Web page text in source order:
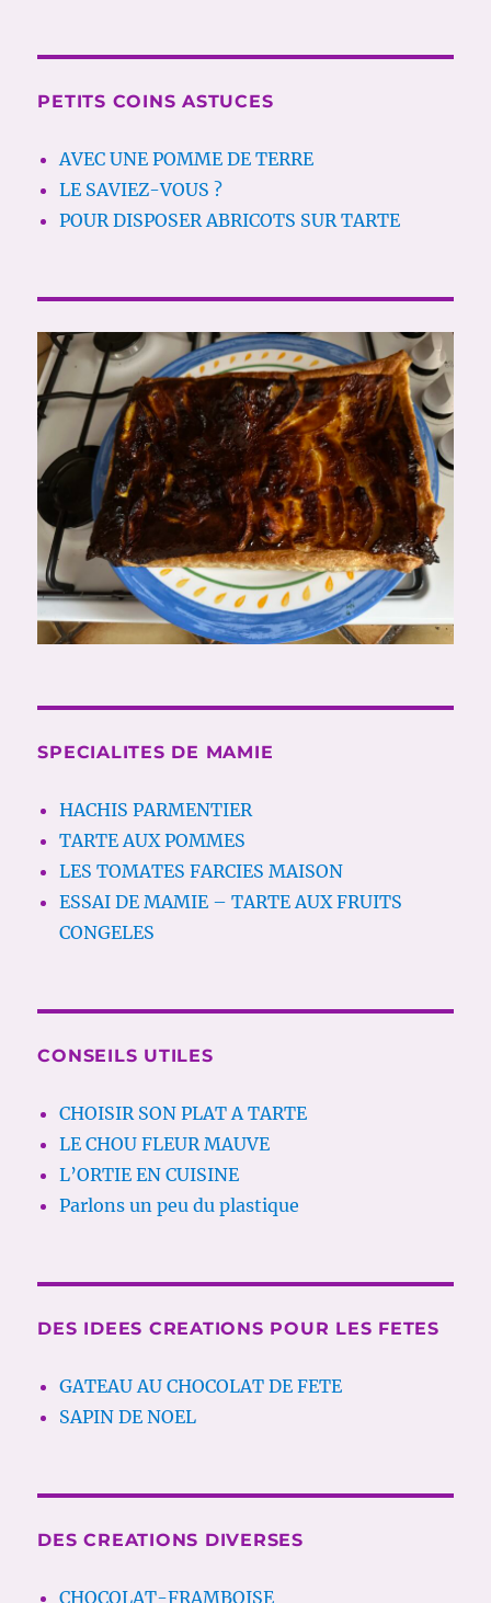
PETITS COINS ASTUCES
AVEC UNE POMME DE TERRE
LE SAVIEZ-VOUS ?
POUR DISPOSER ABRICOTS SUR TARTE
SPECIALITES DE MAMIE
HACHIS PARMENTIER
TARTE AUX POMMES
LES TOMATES FARCIES MAISON
ESSAI DE MAMIE – TARTE AUX FRUITS
CONGELES
CONSEILS UTILES
CHOISIR SON PLAT A TARTE
LE CHOU FLEUR MAUVE
L’ORTIE EN CUISINE
Parlons un peu du plastique
DES IDEES CREATIONS POUR LES FETES
GATEAU AU CHOCOLAT DE FETE
SAPIN DE NOEL
DES CREATIONS DIVERSES
CHOCOLAT-FRAMBOISE